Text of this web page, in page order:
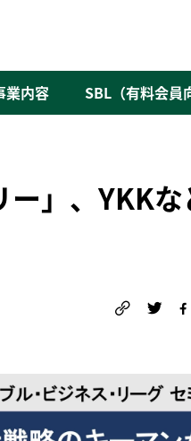
業内容 SBL（有料会員
ー」、YKK